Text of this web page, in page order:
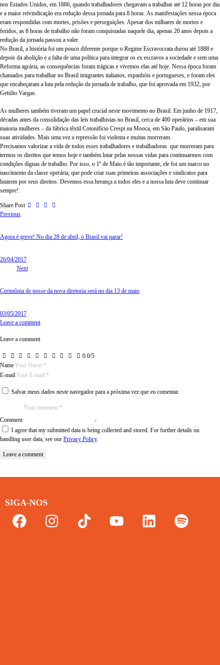
nos Estados Unidos, em 1886, quando trabalhadores chegavam a trabalhar até 12 horas por dia
e a maior reivindicação era redução dessa jornada para 8 horas. As manifestações nessa época
eram respondidas com mortes, prisões e perseguições. Apesar dos milhares de mortos e
feridos, as 8 horas de trabalho não foram conquistadas naquele dia, apenas 20 anos depois a
redução da jornada passou a valer.
No Brasil, a história foi um pouco diferente porque o Regime Escravocrata durou até 1888 e
depois da abolição e a falta de uma política para integrar os ex escravos a sociedade e sem uma
Reforma agrária, as consequências foram trágicas e vivemos elas até hoje. Nessa época foram
chamados para trabalhar no Brasil imigrantes italianos, espanhóis e portugueses, e foram eles
que encabeçaram a luta pela redução da jornada de trabalho, que foi aprovada em 1932, por
Getúlio Vargas.
As mulheres também tiveram um papel crucial neste movimento no Brasil. Em junho de 1917,
décadas antes da consolidação das leis trabalhistas no Brasil, cerca de 400 operários – em sua
maioria mulheres – da fábrica têxtil Cotonifício Crespi na Mooca, em São Paulo, paralisaram
suas atividades. Mais uma vez a repressão foi violenta e muitas morreram.
Precisamos valorizar a vida de todos esses trabalhadores e trabalhadoras que morreram para
termos os direitos que temos hoje e também lutar pelas nossas vidas para continuarmos com
condições dignas de trabalho. Por isso, o 1º de Maio é tão importante, ele foi um marco no
nascimento da classe operária, que pode criar suas primeiras associações e sindicatos para
lutarem por seus direitos. Devemos essa herança a todos eles e a nossa luta deve continuar
sempre!
Share Post
Previous
Agora é greve! No dia 28 de abril, o Brasil vai parar!
26/04/2017
Next
Cerimônia de posse da nova diretoria será no dia 13 de maio
03/05/2017
Leave a comment
Leave a comment
0.0/5
Name
E-mail
Salvar meus dados neste navegador para a próxima vez que eu comentar.
Comment
I agree that my submitted data is being collected and stored. For further details on
handling user data, see our Privacy Policy.
SIGA-NOS